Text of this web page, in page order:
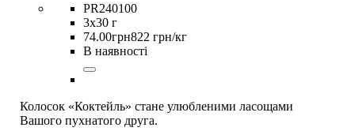
PR240100
3х30 г
74.00грн822 грн/кг
В наявності
Колосок «Коктейль» стане улюбленими ласощами
Вашого пухнатого друга.